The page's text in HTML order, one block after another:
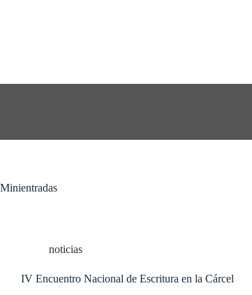
Minientradas
noticias
IV Encuentro Nacional de Escritura en la Cárcel